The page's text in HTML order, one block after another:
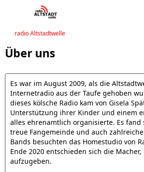
radio Altstadtwelle
Über uns
Es war im August 2009, als die
Internetradio aus der Taufe gehoben
dieses kölsche Radio kam von Gisela
Unterstützung ihrer Kinder und einem
alles ehrenamtlich organisierte. Es fand
treue Fangemeinde und auch
Bands besuchten das Homestudio von
Ende 2020 entschieden sich die Macher,
aufzugeben.